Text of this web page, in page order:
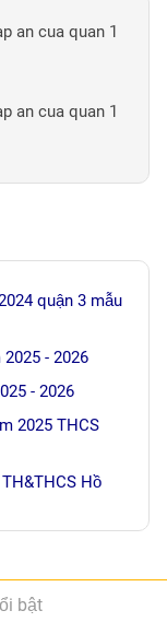
an cua quan 1
an cua quan 1
quận 3 mẫu
- 2026
- 2026
2025 THCS
Hồ
bật